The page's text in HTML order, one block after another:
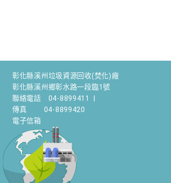
彰化縣溪州垃圾資源回收(焚化)廠
彰化縣溪州鄉彰水路一段臨1號
聯絡電話
04-8899411
傳真
04-8899420
電子信箱